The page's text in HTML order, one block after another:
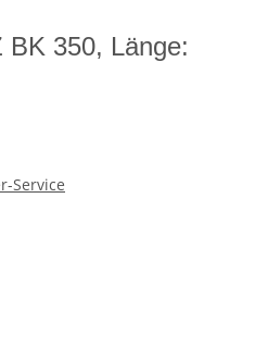
BK 350, Länge:
Service